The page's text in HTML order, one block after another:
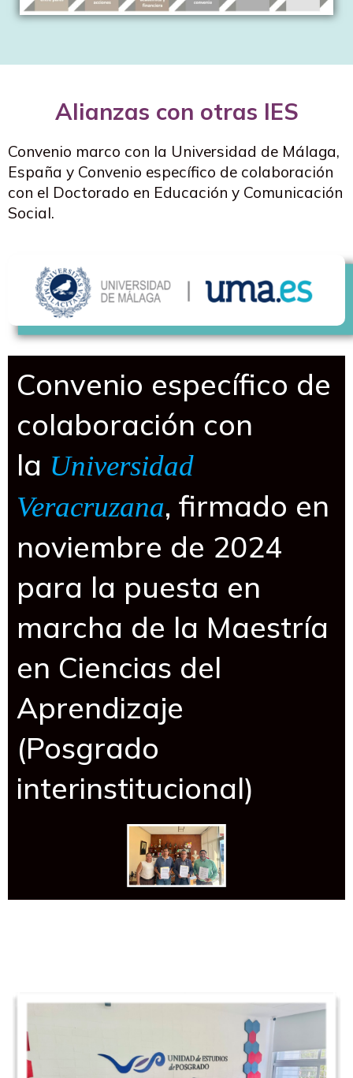
Alianzas con otras IES
Convenio marco con la Universidad de Málaga,
España y Convenio específico de colaboración
con el Doctorado en Educación y Comunicación
Social.
Convenio específico de
colaboración con
la Universidad
Veracruzana, firmado en
noviembre de 2024
para la puesta en
marcha de la Maestría
en Ciencias del
Aprendizaje
(Posgrado
interinstitucional)